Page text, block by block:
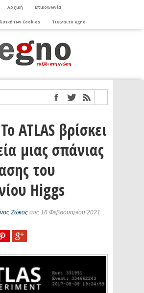
Αρχική Επικοινωνία
των Cookies Τι είναι το egno
ATLAS βρίσκει
μιας σπάνιας
του
Higgs
Ζώκος στις 16 Φεβρουαρίου 2021